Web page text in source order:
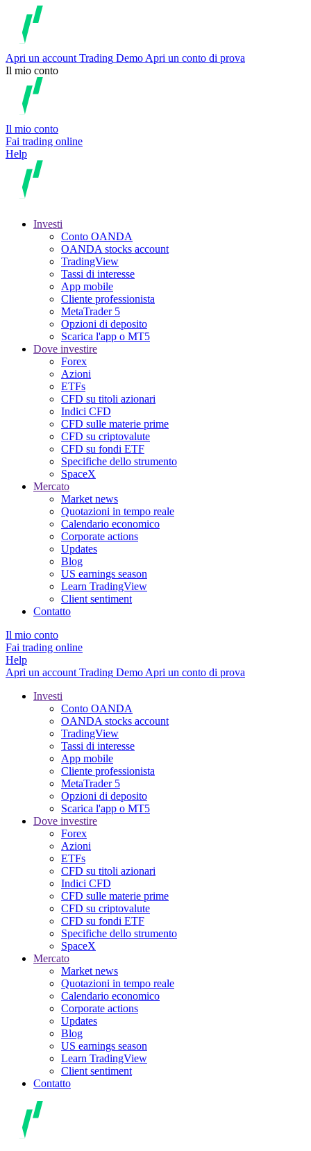
Apri un account Trading Demo Apri un conto di prova
Il mio conto
Il mio conto
Fai trading online
Help
Investi
Conto OANDA
OANDA stocks account
TradingView
Tassi di interesse
App mobile
Cliente professionista
MetaTrader 5
Opzioni di deposito
Scarica l'app o MT5
Dove investire
Forex
Azioni
ETFs
CFD su titoli azionari
Indici CFD
CFD sulle materie prime
CFD su criptovalute
CFD su fondi ETF
Specifiche dello strumento
SpaceX
Mercato
Market news
Quotazioni in tempo reale
Calendario economico
Corporate actions
Updates
Blog
US earnings season
Learn TradingView
Client sentiment
Contatto
Il mio conto
Fai trading online
Help
Apri un account Trading Demo Apri un conto di prova
Investi
Conto OANDA
OANDA stocks account
TradingView
Tassi di interesse
App mobile
Cliente professionista
MetaTrader 5
Opzioni di deposito
Scarica l'app o MT5
Dove investire
Forex
Azioni
ETFs
CFD su titoli azionari
Indici CFD
CFD sulle materie prime
CFD su criptovalute
CFD su fondi ETF
Specifiche dello strumento
SpaceX
Mercato
Market news
Quotazioni in tempo reale
Calendario economico
Corporate actions
Updates
Blog
US earnings season
Learn TradingView
Client sentiment
Contatto